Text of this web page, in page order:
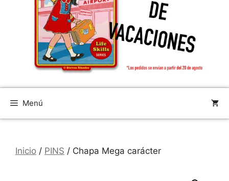
Menú
Inicio / PINS / Chapa Mega carácter